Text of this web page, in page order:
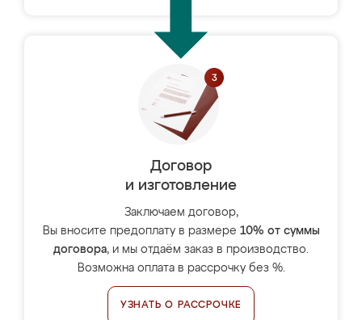
Договор
и изготовление
Заключаем договор,
Вы вносите предоплату в размере 10% от суммы
договора, и мы отдаём заказ в производство.
Возможна оплата в рассрочку без %.
УЗНАТЬ О РАССРОЧКЕ